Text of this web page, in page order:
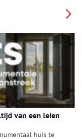
huizen zo’n
in hout. Het
6 juni 2026 t/m 6
van een leien
huis te